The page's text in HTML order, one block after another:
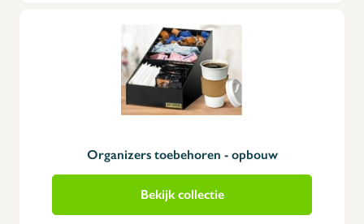
Organizers toebehoren - opbouw
Bekijk collectie